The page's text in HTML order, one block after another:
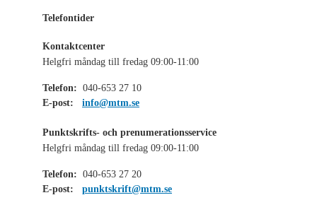
Telefontider
Kontaktcenter
Helgfri måndag till fredag 09:00-11:00
Telefon: 040-653 27 10
E-post:
info@mtm.se
Punktskrifts- och prenumerationsservice
Helgfri måndag till fredag 09:00-11:00
Telefon: 040-653 27 20
E-post:
punktskrift@mtm.se